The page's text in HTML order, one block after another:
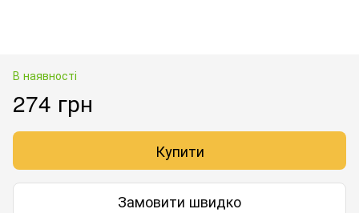
В наявності
274 грн
Купити
Замовити швидко